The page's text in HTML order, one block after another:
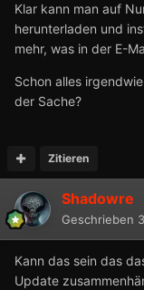
Klar kann man auf
herunterladen und
mehr, was in der E-
Schon alles
der Sache?
Zitieren
Shadowre
Geschrieben
Kann das sein das
Update